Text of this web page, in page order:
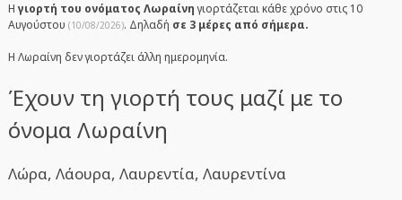
Η γιορτή του ονόματος Λωραίνηγιορτάζεται κάθε χρόνο στις 10
Αυγούστου (10/08/2026). Δηλαδή σε 3 μέρες από σήμερα.
Η Λωραίνη δεν γιορτάζει άλλη ημερομηνία.
Έχουν τη γιορτή τους μαζί με το
όνομα Λωραίνη
Λώρα, Λάουρα, Λαυρεντία, Λαυρεντίνα